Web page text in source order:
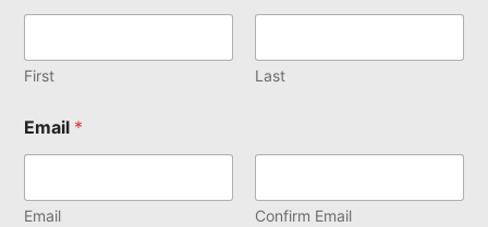
First Last
Email *
Email Confirm Email